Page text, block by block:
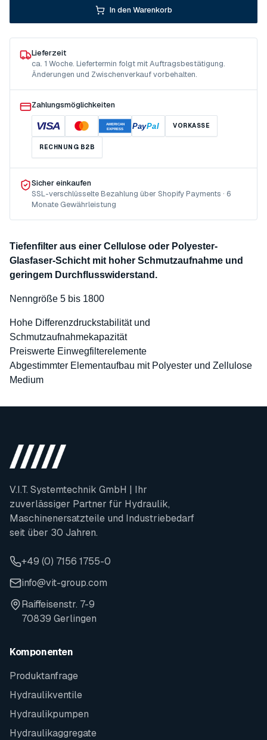
In den Warenkorb
Lieferzeit
ca. 1 Woche. Liefertermin folgt mit Auftragsbestätigung.
Änderungen und Zwischenverkauf vorbehalten.
Zahlungsmöglichkeiten
VISA
AMERICAN
EXPRESS
PayPal VORKASSE
RECHNUNG B2B
Sicher einkaufen
SSL-verschlüsselte Bezahlung über Shopify Payments · 6
Monate Gewährleistung
Tiefenfilter aus einer Cellulose oder Polyester-
Glasfaser-Schicht mit hoher Schmutzaufnahme und
geringem Durchflusswiderstand.
Nenngröße 5 bis 1800
Hohe Differenzdruckstabilität und
Schmutzaufnahmekapazität
Preiswerte Einwegfilterelemente
Abgestimmter Elementaufbau mit Polyester und Zellulose
Medium
V.I.T. Systemtechnik GmbH | Ihr
zuverlässiger Partner für Hydraulik,
Maschinenersatzteile und Industriebedarf
seit über 30 Jahren.
+49 (0) 7156 1755-0
info@vit-group.com
Raiffeisenstr. 7-9
70839 Gerlingen
Komponenten
Produktanfrage
Hydraulikventile
Hydraulikpumpen
Hydraulikaggregate